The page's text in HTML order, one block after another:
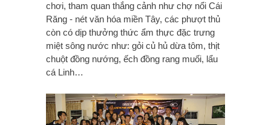
chơi, tham quan thắng cảnh như chợ nổi Cái
Răng - nét văn hóa miền Tây, các phượt thủ
còn có dịp thưởng thức ẩm thực đặc trưng
miệt sông nước như: gỏi củ hủ dừa tôm, thịt
chuột đồng nướng, ếch đồng rang muối, lẩu
cá Linh…